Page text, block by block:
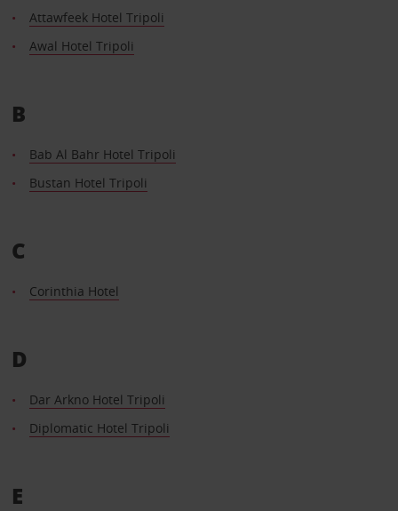
Attawfeek Hotel Tripoli
Awal Hotel Tripoli
B
Bab Al Bahr Hotel Tripoli
Bustan Hotel Tripoli
C
Corinthia Hotel
D
Dar Arkno Hotel Tripoli
Diplomatic Hotel Tripoli
E